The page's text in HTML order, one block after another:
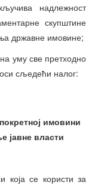
надлежност
скупштине
државне имовине;
уму све претходно
сљедећи налог:
имовини
јавне власти
која се користи за